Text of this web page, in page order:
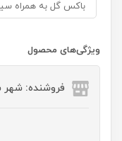
باکس گل به همراه
ویژگی‌های محصول
فروشنده: